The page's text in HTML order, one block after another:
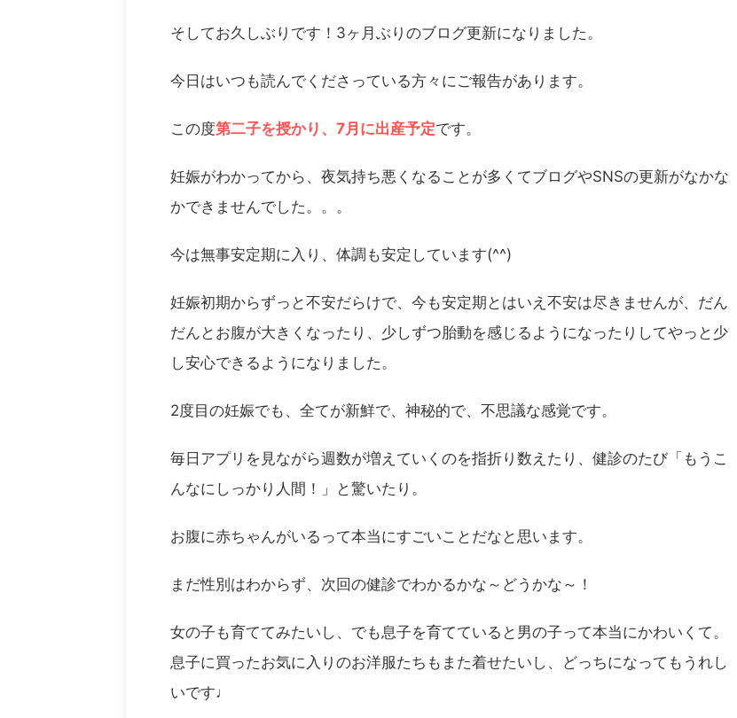
そしてお久しぶりです！3ヶ月ぶりのブログ更新になりました。
今日はいつも読んでくださっている方々にご報告があります。
この度第二子を授かり、7月に出産予定です。
妊娠がわかってから、夜気持ち悪くなることが多くてブログやSNSの更新がなかな
かできませんでした。。。
今は無事安定期に入り、体調も安定しています(^^)
妊娠初期からずっと不安だらけで、今も安定期とはいえ不安は尽きませんが、だん
だんとお腹が大きくなったり、少しずつ胎動を感じるようになったりしてやっと少
し安心できるようになりました。
2度目の妊娠でも、全てが新鮮で、神秘的で、不思議な感覚です。
毎日アプリを見ながら週数が増えていくのを指折り数えたり、健診のたび「もうこ
んなにしっかり人間！」と驚いたり。
お腹に赤ちゃんがいるって本当にすごいことだなと思います。
まだ性別はわからず、次回の健診でわかるかな～どうかな～！
女の子も育ててみたいし、でも息子を育てていると男の子って本当にかわいくて。
息子に買ったお気に入りのお洋服たちもまた着せたいし、どっちになってもうれし
いです♩